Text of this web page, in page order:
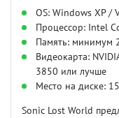
OS: Windows XP /
Процессор: Intel
Память: минимум
Видеокарта:
3850 или лучше
Место на диске:
Sonic Lost World